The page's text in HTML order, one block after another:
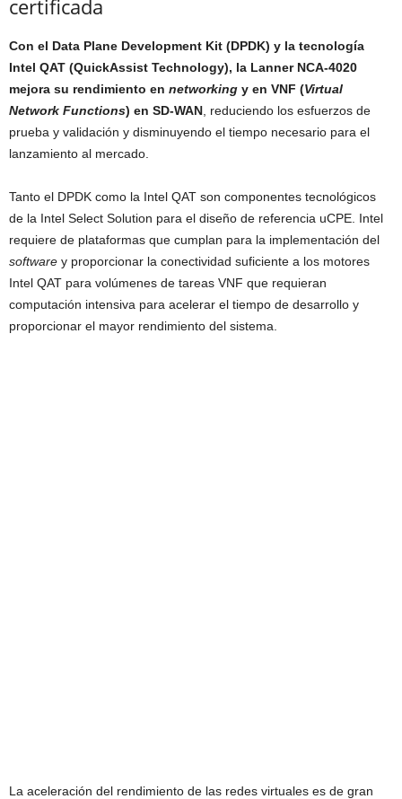
certificada
Con el Data Plane Development Kit (DPDK) y la tecnología
Intel QAT (QuickAssist Technology), la Lanner NCA-4020
mejora su rendimiento en networking y en VNF (Virtual
Network Functions) en SD-WAN , reduciendo los esfuerzos de
prueba y validación y disminuyendo el tiempo necesario para el
lanzamiento al mercado.
Tanto el DPDK como la Intel QAT son componentes tecnológicos
de la Intel Select Solution para el diseño de referencia uCPE. Intel
requiere de plataformas que cumplan para la implementación del
software y proporcionar la conectividad suficiente a los motores
Intel QAT para volúmenes de tareas VNF que requieran
computación intensiva para acelerar el tiempo de desarrollo y
proporcionar el mayor rendimiento del sistema.
La aceleración del rendimiento de las redes virtuales es de gran